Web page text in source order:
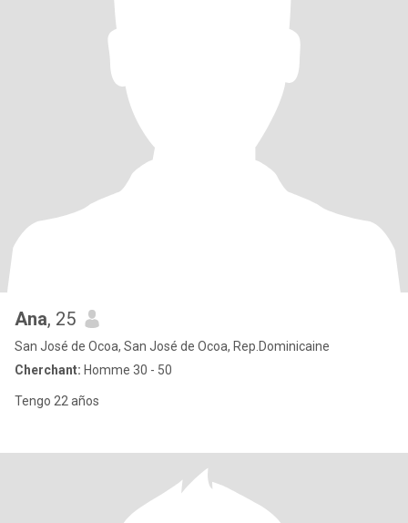
Ana, 25
San José de Ocoa, San José de Ocoa, Rep.Dominicaine
Cherchant: Homme 30 - 50
Tengo 22 años